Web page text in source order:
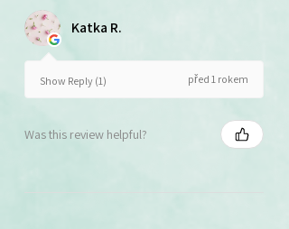
Katka R.
Show Reply (1) před 1 rokem
Was this review helpful?